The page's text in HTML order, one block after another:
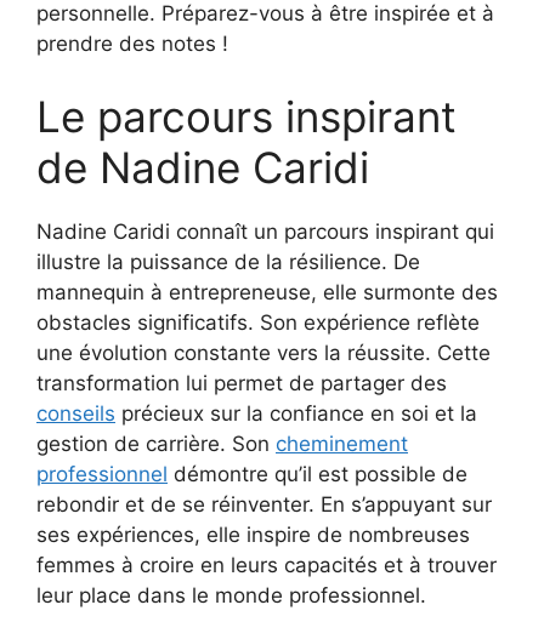
personnelle. Préparez-vous à être inspirée et à
prendre des notes !
Le parcours inspirant
de Nadine Caridi
Nadine Caridi connaît un parcours inspirant qui
illustre la puissance de la résilience. De
mannequin à entrepreneuse, elle surmonte des
obstacles significatifs. Son expérience reflète
une évolution constante vers la réussite. Cette
transformation lui permet de partager des
conseils précieux sur la confiance en soi et la
gestion de carrière. Son cheminement
professionnel démontre qu’il est possible de
rebondir et de se réinventer. En s’appuyant sur
ses expériences, elle inspire de nombreuses
femmes à croire en leurs capacités et à trouver
leur place dans le monde professionnel.